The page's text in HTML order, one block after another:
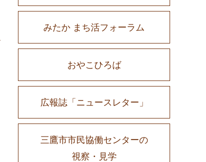
みたか まち活フォーラム
おやこひろば
広報誌「ニュースレター」
三鷹市市民協働センターの
視察・見学